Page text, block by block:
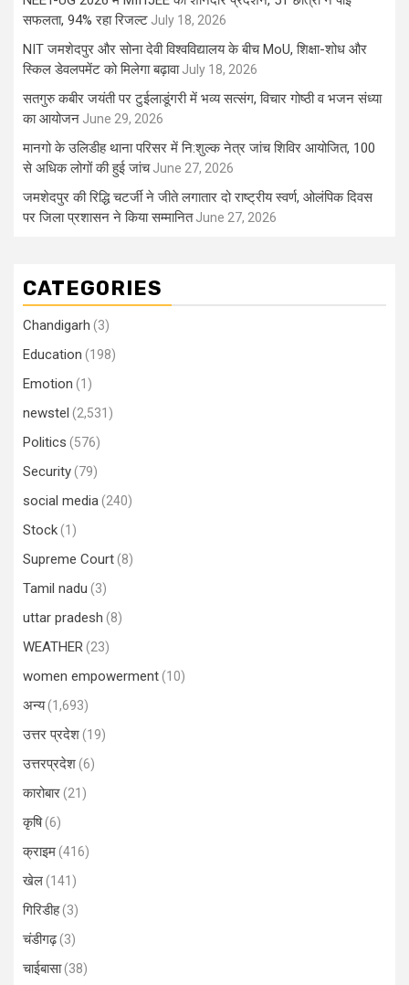
सफलता, 94% रहा रिजल्ट July 18, 2026
NIT जमशेदपुर और सोना देवी विश्वविद्यालय के बीच MoU, शिक्षा-शोध और
स्किल डेवलपमेंट को मिलेगा बढ़ावा July 18, 2026
सतगुरु कबीर जयंती पर टुईलाडूंगरी में भव्य सत्संग, विचार गोष्ठी व भजन संध्या
का आयोजन June 29, 2026
मानगो के उलिडीह थाना परिसर में नि:शुल्क नेत्र जांच शिविर आयोजित, 100
से अधिक लोगों की हुई जांच June 27, 2026
जमशेदपुर की रिद्धि चटर्जी ने जीते लगातार दो राष्ट्रीय स्वर्ण, ओलंपिक दिवस
पर जिला प्रशासन ने किया सम्मानित June 27, 2026
CATEGORIES
Chandigarh (3)
Education (198)
Emotion (1)
newstel (2,531)
Politics (576)
Security(79)
social media(240)
Stock(1)
Supreme Court(8)
Tamil nadu (3)
uttar pradesh (8)
WEATHER(23)
women empowerment(10)
अन्य(1,693)
उत्तर प्रदेश(19)
उत्तरप्रदेश(6)
कारोबार(21)
कृषि(6)
क्राइम(416)
खेल(141)
गिरिडीह(3)
चंडीगढ़(3)
चाईबासा(38)